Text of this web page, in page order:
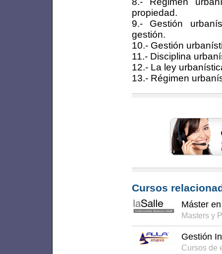
propiedad.
9.- Gestión
gestión.
10.- Gestión
11.- Disciplina
12.- La ley
13.- Régimen
Cursos
Máster
Masters y
Gestión
Cursos de